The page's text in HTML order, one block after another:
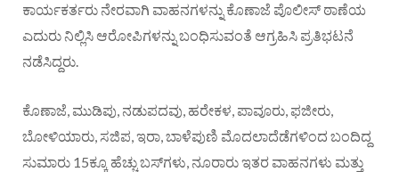
ಕಾರ್ಯಕರ್ತರು ನೇರವಾಗಿ ವಾಹನಗಳನ್ನು ಕೊಣಾಜೆ ಪೊಲೀಸ್‌ ಠಾಣೆಯ
ಎದುರು ನಿಲ್ಲಿಸಿ ಆರೋಪಿಗಳನ್ನು ಬಂಧಿಸುವಂತೆ ಆಗ್ರಹಿಸಿ ಪ್ರತಿಭಟನೆ
ನಡೆಸಿದ್ದರು.
ಕೊಣಾಜೆ, ಮುಡಿಪು, ನಡುಪದವು, ಹರೇಕಳ, ಪಾವೂರು, ಫಜೀರು,
ಬೋಳಿಯಾರು, ಸಜಿಪ, ಇರಾ, ಬಾಳೆಪುಣಿ ಮೊದಲಾದೆಡೆಗಳಿಂದ ಬಂದಿದ್ದ
ಸುಮಾರು 15ಕ್ಕೂ ಹೆಚ್ಚು ಬಸ್‌ಗಳು, ನೂರಾರು ಇತರ ವಾಹನಗಳು ಮತ್ತು